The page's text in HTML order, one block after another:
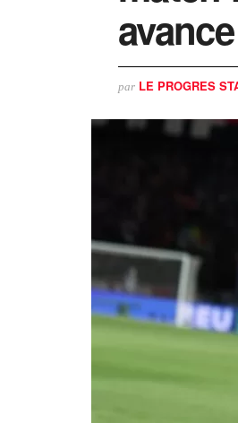
par LE PROGRES